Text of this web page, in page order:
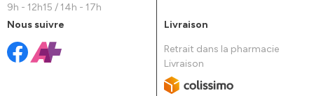
9h - 12h15 / 14h - 17h
Nous suivre Livraison
Retrait dans la pharmacie
Livraison